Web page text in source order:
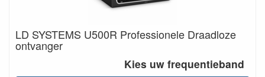
LD SYSTEMS U500R Professionele Draadloze
ontvanger
Kies uw frequentieband